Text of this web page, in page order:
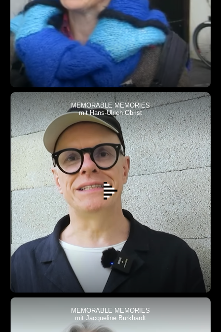
MEMORABLE MEMORIES
mit Hans-Ulrich Obrist
MEMORABLE MEMORIES
mit Jacqueline Burkhardt